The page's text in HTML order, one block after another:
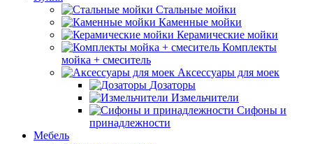
Стальные мойки
Каменные мойки
Керамические мойки
Комплекты
мойка + смеситель
Аксессуары для моек
Дозаторы
Измельчители
Сифоны и
принадлежности
Мебель